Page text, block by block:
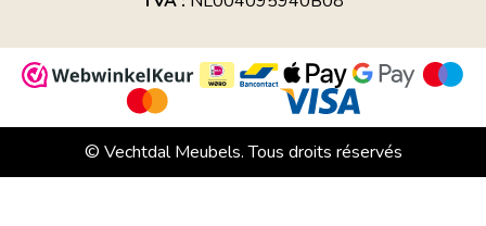
© Vechtdal Meubels. Tous droits réservés